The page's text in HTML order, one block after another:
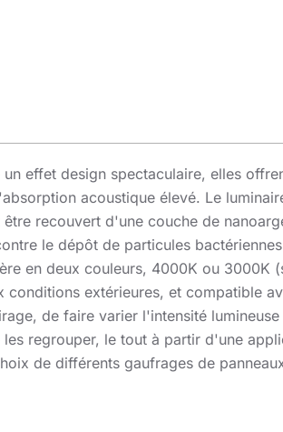
effet design spectaculaire, elles
acoustique élevé. Le
recouvert d'une couche de
le dépôt de particules
en deux couleurs, 4000K ou 3000K
extérieures, et compatible
de faire varier l'intensité
regrouper, le tout à partir d'une
de différents gaufrages de